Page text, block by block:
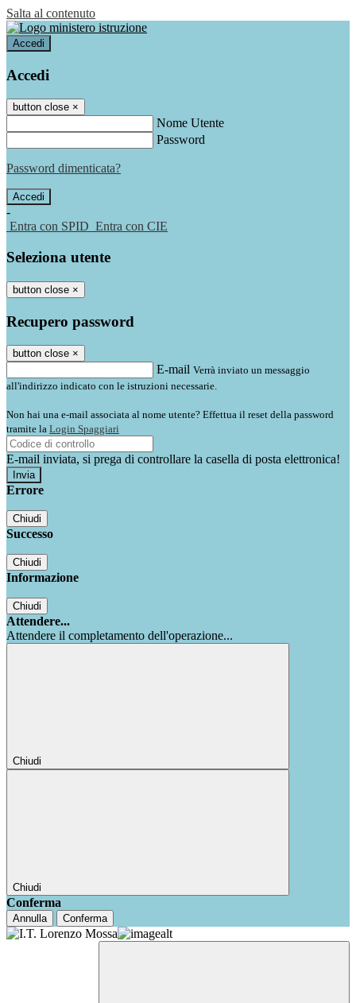
Salta al contenuto
Accedi
Accedi
button close ×
Nome Utente
Password
Password dimenticata?
-
Entra con SPID Entra con CIE
Seleziona utente
button close ×
Recupero password
button close ×
E-mail Verrà inviato un messaggio
all'indirizzo indicato con le istruzioni necessarie.
Non hai una e-mail associata al nome utente? Effettua il reset della password
tramite la Login Spaggiari
E-mail inviata, si prega di controllare la casella di posta elettronica!
Errore
Chiudi
Successo
Chiudi
Informazione
Chiudi
Attendere...
Attendere il completamento dell'operazione...
Chiudi
Chiudi
Conferma
Annulla Conferma